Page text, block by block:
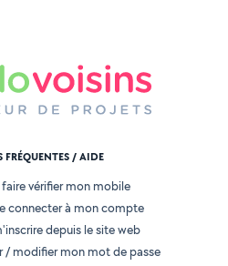
FRÉQUENTES / AIDE
faire vérifier mon mobile
connecter à mon compte
depuis le site web
/ modifier mon mot de passe